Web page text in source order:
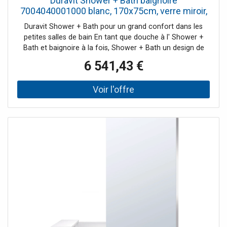
7004040001000 blanc, 170x75cm, verre miroir,
coin droit, avec porte
Duravit Shower + Bath pour un grand confort dans les
petites salles de bain En tant que douche à l' Shower +
Bath et baignoire à la fois, Shower + Bath un design de
salle de bains moderne et une utilisation optimale de
l'espace. De plus, le design du groupe de design EOOS
offre des sièges confortables et un espace de rangement
supplémentaire. Les options d'installation peu
encombrantes ouvrent également plus de liberté créative
d'être utilisée comme douche à l'italienne Le verrouillage
6 541,43 €